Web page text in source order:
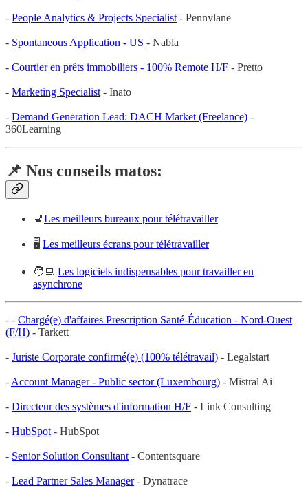
- People Analytics & Projects Specialist - Pennylane
- Spontaneous Application - US - Nabla
- Courtier en prêts immobiliers - 100% Remote H/F - Pretto
- Marketing Specialist - Inato
- Demand Generation Lead: DACH Market (Freelance) -
360Learning
📌 Nos conseils matos:
💺Les meilleurs bureaux pour télétravailler
🖥️ Les meilleurs écrans pour télétravailler
🧑‍💻 Les logiciels indispensables pour travailler en
asynchrone
- - Chargé(e) d'affaires Prescription Santé-Éducation - Nord-Ouest
(F/H) - Tarkett
- Juriste Corporate confirmé(e) (100% télétravail) - Legalstart
- Account Manager - Public sector (Luxembourg) - Mistral Ai
- Directeur des systèmes d'information H/F - Link Consulting
- HubSpot - HubSpot
- Senior Solution Consultant - Contentsquare
- Lead Partner Sales Manager- Dynatrace